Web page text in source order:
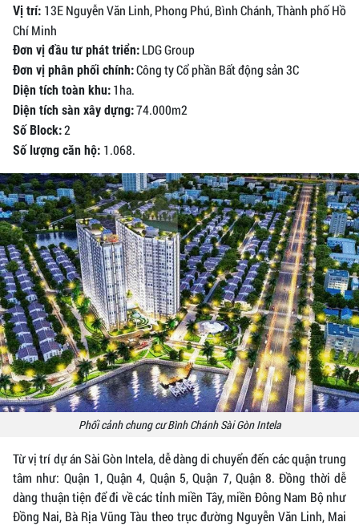
Vị trí: 13E Nguyễn Văn Linh, Phong Phú, Bình Chánh, Thành phố Hồ
Chí Minh
Đơn vị đầu tư phát triển: LDG Group
Đơn vị phân phối chính:Công ty Cổ phần Bất động sản 3C
Diện tích toàn khu: 1ha.
Diện tích sàn xây dựng:74.000m2
Số Block:2
Số lượng căn hộ: 1.068.
Phối cảnh chung cư Bình Chánh Sài Gòn Intela
Từ vị trí dự án Sài Gòn Intela, dễ dàng di chuyển đến các quận trung
tâm như: Quận 1, Quận 4, Quận 5, Quận 7, Quận 8. Đồng thời dễ
dàng thuận tiện để đi về các tỉnh miền Tây, miền Đông Nam Bộ như
Đồng Nai, Bà Rịa Vũng Tàu theo trục đường Nguyễn Văn Linh, Mai